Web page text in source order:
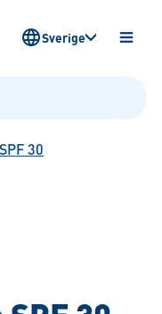
Sverige